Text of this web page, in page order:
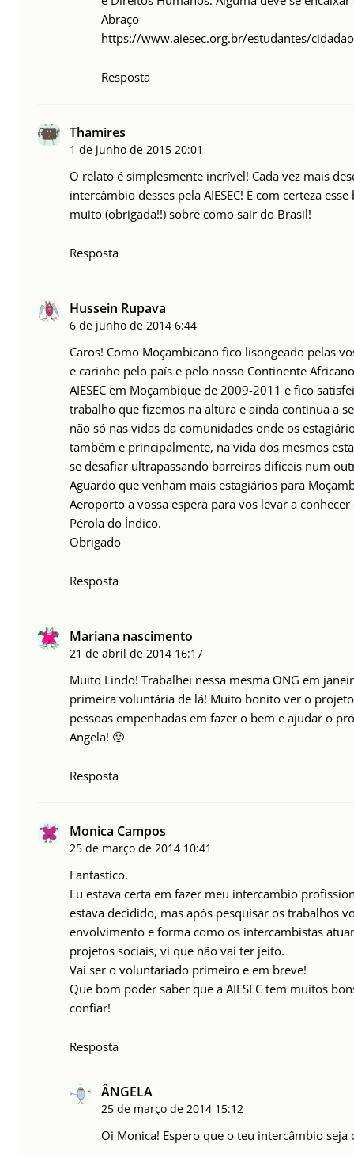
Abraço
https://www.aiesec.org.br/estudantes/
Resposta
Thamires
1 de junho de 2015 20:01
O relato é simplesmente incrível! Cada vez mais
intercâmbio desses pela AIESEC! E com certeza
muito (obrigada!!) sobre como sair do Brasil!
Resposta
Hussein Rupava
6 de junho de 2014 6:44
Caros! Como Moçambicano fico lisongeado pelas
e carinho pelo país e pelo nosso Continente
AIESEC em Moçambique de 2009-2011 e fico
trabalho que fizemos na altura e ainda continua a
não só nas vidas da comunidades onde os
também e principalmente, na vida dos mesmos
se desafiar ultrapassando barreiras difíceis num
Aguardo que venham mais estagiários para
Aeroporto a vossa espera para vos levar a conhecer
Pérola do Índico.
Obrigado
Resposta
Mariana nascimento
21 de abril de 2014 16:17
Muito Lindo! Trabalhei nessa mesma ONG em
primeira voluntária de lá! Muito bonito ver o
pessoas empenhadas em fazer o bem e ajudar o
Angela! 🙂
Resposta
Monica Campos
25 de março de 2014 10:41
Fantastico.
Eu estava certa em fazer meu intercambio
estava decidido, mas após pesquisar os trabalhos
envolvimento e forma como os intercambistas
projetos sociais, vi que não vai ter jeito.
Vai ser o voluntariado primeiro e em breve!
Que bom poder saber que a AIESEC tem muitos
confiar!
Resposta
ÂNGELA
25 de março de 2014 15:12
Oi Monica! Espero que o teu intercâmbio